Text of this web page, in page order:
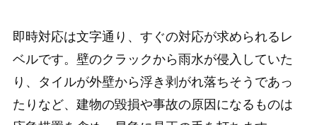
即時対応は文字通り、すぐの対応が求められるレ
ベルです。壁のクラックから雨水が侵入していた
り、タイルが外壁から浮き剥がれ落ちそうであっ
たりなど、建物の毀損や事故の原因になるものは